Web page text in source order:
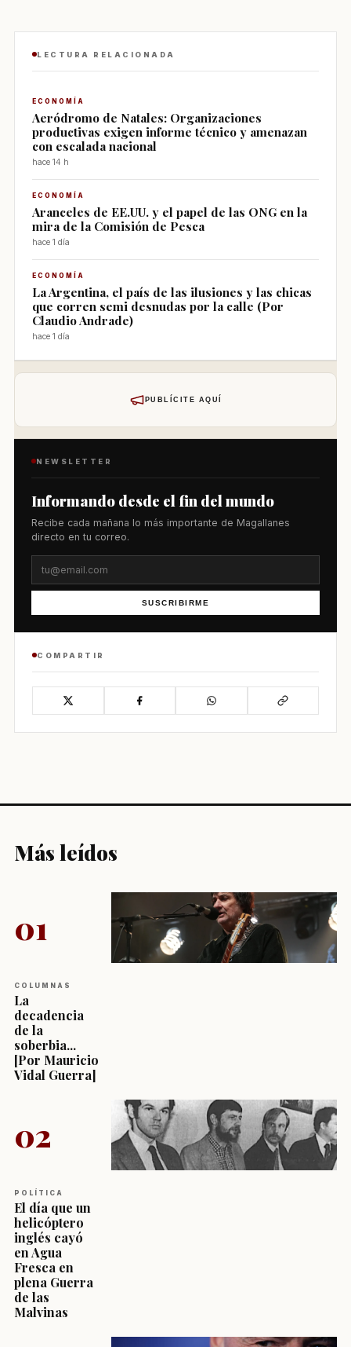
LECTURA RELACIONADA
ECONOMÍA
Aeródromo de Natales: Organizaciones
productivas exigen informe técnico y amenazan
con escalada nacional
hace 14 h
ECONOMÍA
Aranceles de EE.UU. y el papel de las ONG en la
mira de la Comisión de Pesca
hace 1 día
ECONOMÍA
La Argentina, el país de las ilusiones y las chicas
que corren semi desnudas por la calle (Por
Claudio Andrade)
hace 1 día
PUBLÍCITE AQUÍ
NEWSLETTER
Informando desde el fin del mundo
Recibe cada mañana lo más importante de Magallanes
directo en tu correo.
SUSCRIBIRME
COMPARTIR
Más leídos
01
COLUMNAS
La
decadencia
de la
soberbia...
[Por Mauricio
Vidal Guerra]
02
POLÍTICA
El día que un
helicóptero
inglés cayó
en Agua
Fresca en
plena Guerra
de las
Malvinas